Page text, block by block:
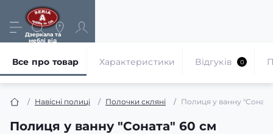
Дзеркала та
меблі від
Навісні полиці Полочки скляні Полиця у ванну
Полиця у ванну "Соната" 60 см
Все про товар Характеристики Відгуків 0